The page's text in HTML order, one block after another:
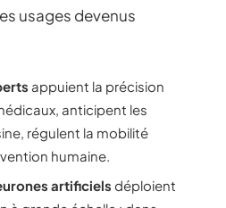
usages devenus
appuient la précision
anticipent les
régulent la mobilité
humaine.
artificiels déploient